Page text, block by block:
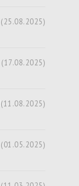
(25.08.2025)
(17.08.2025)
(11.08.2025)
(01.05.2025)